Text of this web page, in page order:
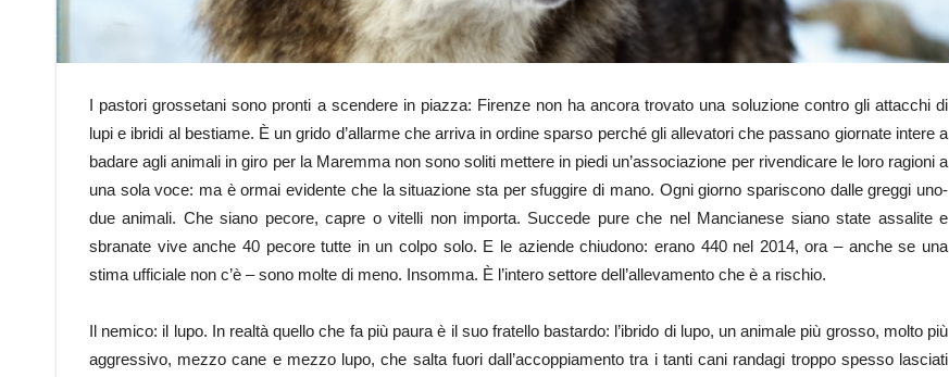
I pastori grossetani sono pronti a scendere in piazza: Firenze non ha ancora trovato una soluzione contro gli attacchi di
lupi e ibridi al bestiame. È un grido d’allarme che arriva in ordine sparso perché gli allevatori che passano giornate intere a
badare agli animali in giro per la Maremma non sono soliti mettere in piedi un’associazione per rivendicare le loro ragioni a
una sola voce: ma è ormai evidente che la situazione sta per sfuggire di mano. Ogni giorno spariscono dalle greggi uno-
due animali. Che siano pecore, capre o vitelli non importa. Succede pure che nel Mancianese siano state assalite e
sbranate vive anche 40 pecore tutte in un colpo solo. E le aziende chiudono: erano 440 nel 2014, ora – anche se una
stima ufficiale non c’è – sono molte di meno. Insomma. È l’intero settore dell’allevamento che è a rischio.
Il nemico: il lupo. In realtà quello che fa più paura è il suo fratello bastardo: l’ibrido di lupo, un animale più grosso, molto più
aggressivo, mezzo cane e mezzo lupo, che salta fuori dall’accoppiamento tra i tanti cani randagi troppo spesso lasciati